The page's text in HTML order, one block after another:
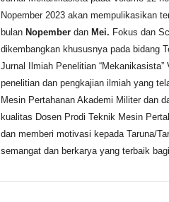
Nopember 2023 akan mempulikasikan
bulan Nopember dan Mei. Fokus dan
dikembangkan khususnya pada bidang
Jurnal Ilmiah Penelitian
penelitian dan pengkajian ilmiah yang
Mesin Pertahanan Akademi Militer dan
kualitas Dosen Prodi Teknik Mesin
dan memberi motivasi kepada Taruna/
semangat dan berkarya yang terbaik